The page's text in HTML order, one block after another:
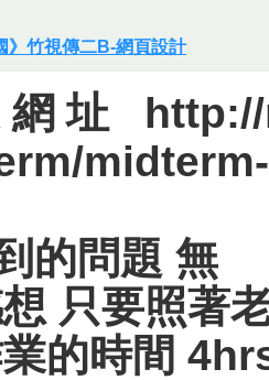
》竹視傳二B-網頁設計
址 http://
的問題 無
只要照著
的時間